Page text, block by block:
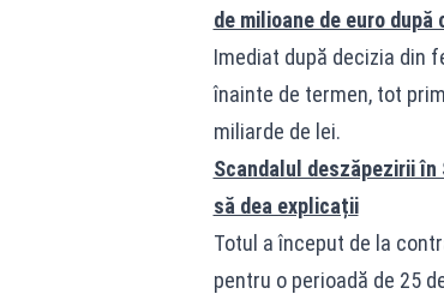
de milioane de euro
Imediat după decizia din
înainte de termen, tot
miliarde de lei.
Scandalul deszăpezirii
să dea explicații
Totul a început de la
pentru o perioadă de 25